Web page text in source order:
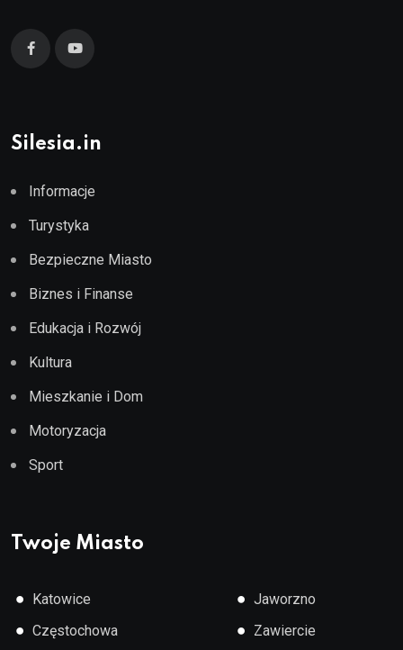
Silesia.in
Informacje
Turystyka
Bezpieczne Miasto
Biznes i Finanse
Edukacja i Rozwój
Kultura
Mieszkanie i Dom
Motoryzacja
Sport
Twoje Miasto
● Katowice
● Częstochowa
● Jaworzno
● Zawiercie